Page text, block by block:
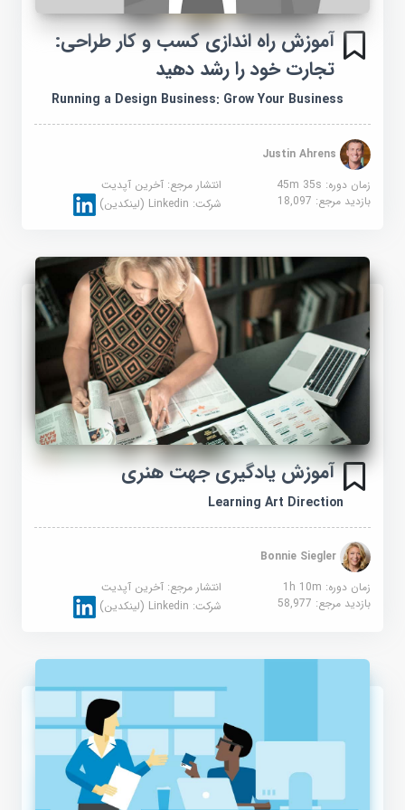
آموزش راه اندازی کسب و کار طراحی:
تجارت خود را رشد دهید
Running a Design Business: Grow Your Business
Justin Ahrens
زمان دوره: 45m 35s
انتشار مرجع:آخرین آپدیت
بازدید مرجع:18,097 شرکت:Linkedin (لینکدین)
آموزش یادگیری جهت هنری
Learning Art Direction
Bonnie Siegler
زمان دوره: 1h 10m
انتشار مرجع:آخرین آپدیت
بازدید مرجع:58,977 شرکت:Linkedin (لینکدین)